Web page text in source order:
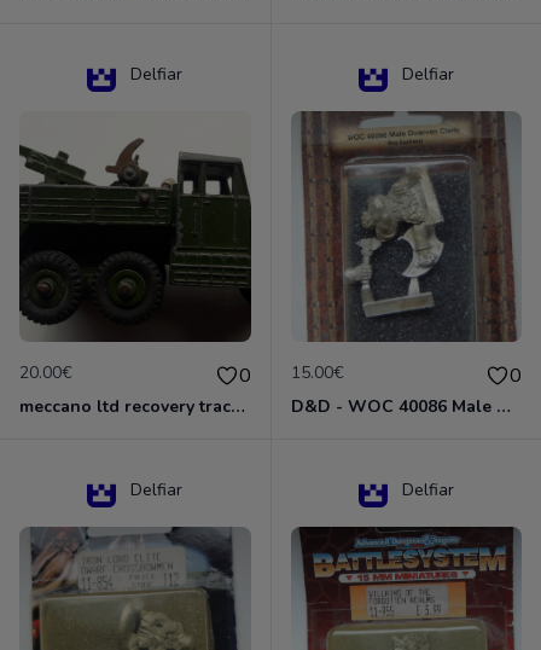
Delfiar
20.00€ 0
meccano ltd recovery tractor N°661
Delfiar
15.00€ 0
D&D - WOC 40086 Male Dwarven Cleric Miniature - Donjons Dragons
Delfiar Delfiar